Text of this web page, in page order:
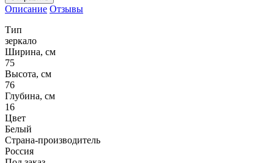
Описание Отзывы
Тип
зеркало
Ширина, см
75
Высота, см
76
Глубина, см
16
Цвет
Белый
Страна-производитель
Россия